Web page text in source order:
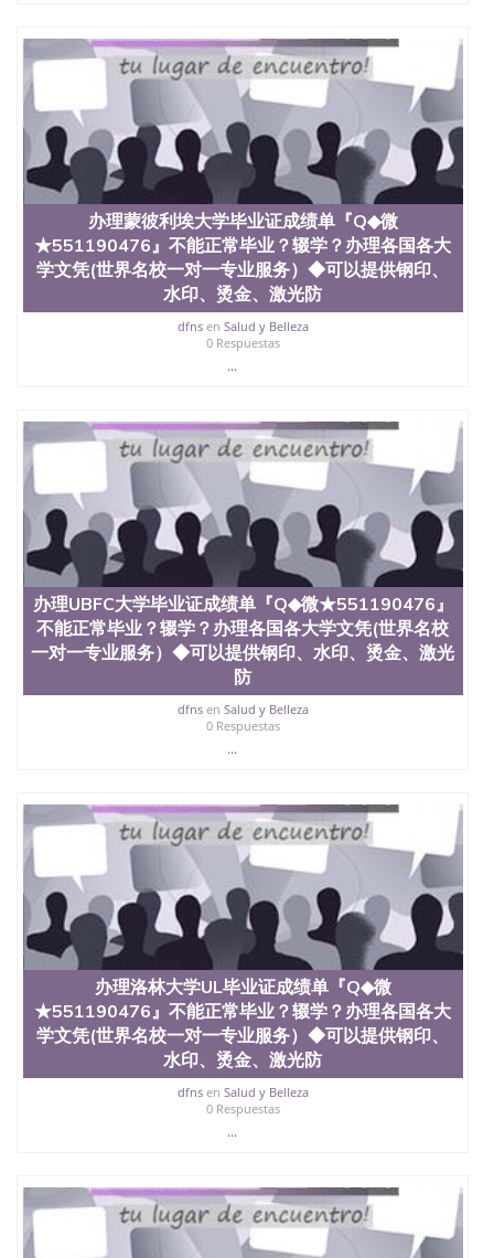
外文凭质量QQ微信551190476国外本科毕业证怎么办
理QQ微信551190476国外大学文凭真制作QQ微信
551190476办国外文凭可找工作QQ微信551190476国
外大学有毕业证QQ微信551190476办理国外毕业证价
格QQ微信551190476国外编号查询QQ微信551190476
办理国外文凭要交定金吗QQ微信551190476办国外可
查文凭QQ微信551190476网上购买真文凭可信吗QQ
微信551190476学士学位证书查询机构QQ微信
551190476 国外资格证书办理QQ微信551190476如何
办理学历认证QQ微信551190476海外文凭认证办理
QQ微信551190476 圣何塞州立大学（San Jose State
University, 又译为“圣荷西州立大学”）成立于1857
年，简称SJSU，是加州历史悠久的大学之一，也是美
西地区的公立大学之一。位于圣何塞市San Jose中
心，占地154公顷。它是一所位于加利福尼亚州的著
名综合性公立大学，它以极高的就业率，全美名列前
合性大学，每年有来自世界各地的成百上千的海外学
生前往求学。 至今，这是一所在世界上享有学术地
位、声誉、实习机会和影响力的高等教育机构，并获
誉为美国本科教育质量的核心代表。其计算机系与会
计系更是在当今美国大学教学排名中表现优异。其毕
业生大多可以在其所处地域的世界硅谷中心得到工作
机会。许多硅谷公司甚至在学生大三和大四的学期提
供许多相应科系的实习机会。无论是加州大学系统
(UC)，还是加州州立大学系统(CSU), 圣何塞州立大学
都占据着加州所有大学中的地理位置。 圣何塞州立大
学座落于硅谷(Silicon Valley), 于附近的旧金山-圣何塞
地区为全美的重要科技中心。约有学生三万人，超过
134种学士学科和65个硕士学科，并有来自世界60余
国的学生来此就读。其有名的科系如计算机科学，电
子工程学，工商管理学，艺术设计，和航空学等，深
定金下单； 3、公司确认到账转制作点做电子图；
4、电子图做好发给客户确认； 5、电子图确认好转成
品部做成品； 6、成品做好拍照或者视频确认再付余
款； 7、快递给客户（国内顺丰，国外DHL）。 三、
真实网上可查的证明材料 1、教育部学历学位认证，
留服真实存档可查，存档。 2、留学回国人员证明
（使馆认证），使馆网站真实存档可查。 3、留信网
真实可查认证办理，存档可查，终身受用。 四、办理
流程农业科学院、艺术与建筑学院、商学院、交流学
院、地球及物质科学院、教育学院、工程学院、健康
与人类发展学院、信息工程与科学学院、人文学院、
护理学院、科学学院等。学校的教育学院排名在全美
前十名，工学院排名在前十五名，且继续攀升中。纽
约大学为学生们提供本科、硕士及博士学位。学校的
专业课程包括：会计学、MBA、财务、教育、建筑工
程、经济、医学、护理、文学、音乐、生物学、统计
学、美术、电子工程、天文学、农业、环境污染控
理、材料科学、机械工程、航天工程、土木工程、数
学、化学、英语、社会科学、心理学、戏剧、市场营
销、机械工程、计算机科学、物理学、人工智能、商
科、金融专业 1、客户提供相关材料，确定客户办理
办理蒙彼利埃大学毕业证成绩单『Q◆微
★551190476』不能正常毕业？辍学？办理各国各大
学文凭(世界名校一对一专业服务）◆可以提供钢印、
水印、烫金、激光防
dfnsen Salud y Belleza
0 Respuestas
...
办理UBFC大学毕业证成绩单『Q◆微★551190476』
不能正常毕业？辍学？办理各国各大学文凭(世界名校
一对一专业服务）◆可以提供钢印、水印、烫金、激光
防
dfnsen Salud y Belleza
0 Respuestas
...
办理洛林大学UL毕业证成绩单『Q◆微
★551190476』不能正常毕业？辍学？办理各国各大
学文凭(世界名校一对一专业服务）◆可以提供钢印、
水印、烫金、激光防
dfnsen Salud y Belleza
0 Respuestas
...